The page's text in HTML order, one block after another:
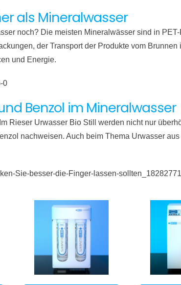
als Mineral­wasser
noch? Die meisten Mineralwässer sind in
der Trans­port der Produkte vom
und Energie.
0
Benzol im Mineralwasser
Rieser Urwasser Bio Still werden nicht nur
nachweisen. Auch beim Thema Urwasser
Sie-besser-die-Finger-lassen-